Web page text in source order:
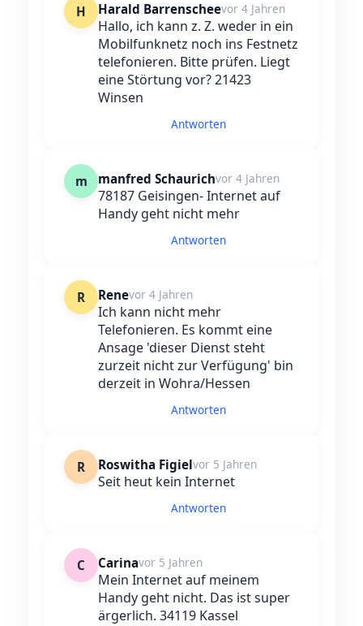
H Harald Barrenscheevor 4 Jahren
Hallo, ich kann z. Z. weder in ein
Mobilfunknetz noch ins Festnetz
telefonieren. Bitte prüfen. Liegt
eine Störtung vor? 21423
Winsen
Antworten
m manfred Schaurichvor 4 Jahren
78187 Geisingen- Internet auf
Handy geht nicht mehr
Antworten
R Renevor 4 Jahren
Ich kann nicht mehr
Telefonieren. Es kommt eine
Ansage 'dieser Dienst steht
zurzeit nicht zur Verfügung' bin
derzeit in Wohra/Hessen
Antworten
R Roswitha Figielvor 5 Jahren
Seit heut kein Internet
Antworten
C Carinavor 5 Jahren
Mein Internet auf meinem
Handy geht nicht. Das ist super
ärgerlich. 34119 Kassel